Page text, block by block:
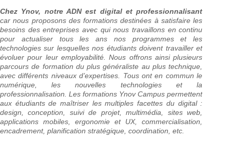
Chez Ynov, notre ADN est digital et professionnalisant
car nous proposons des formations destinées à satisfaire les
besoins des entreprises avec qui nous travaillons en continu
pour actualiser tous les ans nos programmes et les
technologies sur lesquelles nos étudiants doivent travailler et
évoluer pour leur employabilité. Nous offrons ainsi plusieurs
parcours de formation du plus généraliste au plus technique,
avec différents niveaux d’expertises. Tous ont en commun le
numérique, les nouvelles technologies et la
professionnalisation. Les formations Ynov Campus permettent
aux étudiants de maîtriser les multiples facettes du digital :
design, conception, suivi de projet, multimédia, sites web,
applications mobiles, ergonomie et UX, commercialisation,
encadrement, planification stratégique, coordination, etc.